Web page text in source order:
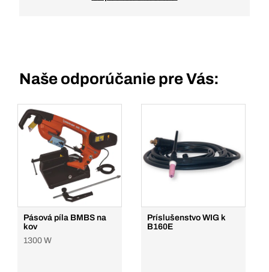
Naše odporúčanie pre Vás:
Pásová píla BMBS na
kov
1300 W
Príslušenstvo WIG k
B160E